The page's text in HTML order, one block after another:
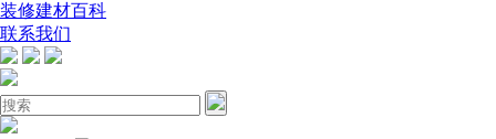
装修建材百科
联系我们